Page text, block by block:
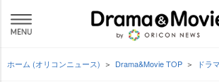
ホーム (オリコンニュース) Drama&Movie TOP ドラマ